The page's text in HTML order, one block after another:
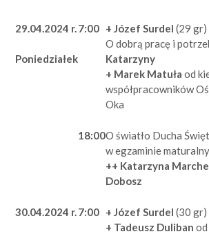
29.04.2024 r.
Poniedziałek
7:00 + Józef Surdel (29 gr)
O dobrą pracę i
Katarzyny
+ Marek Matuła od
współpracowników
Oka
18:00O światło Ducha
w egzaminie
++ Katarzyna
Dobosz
30.04.2024 r.7:00 + Józef Surdel (30 gr)
+ Tadeusz Duliban